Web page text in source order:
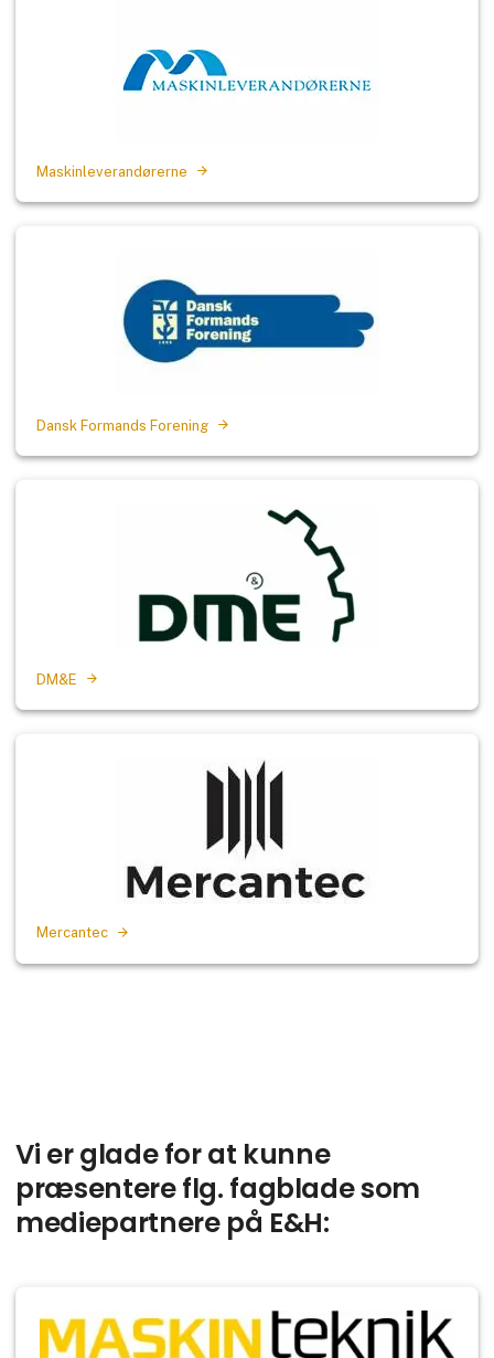
Maskinleverandørerne
Dansk Formands Forening
DM&E
Mercantec
Vi er glade for at kunne
præsentere flg. fagblade som
mediepartnere på E&H: